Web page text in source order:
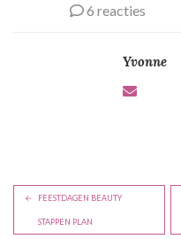
6 reacties
Yvonne
B
FEESTDAGEN BEAUTY
STAPPEN PLAN